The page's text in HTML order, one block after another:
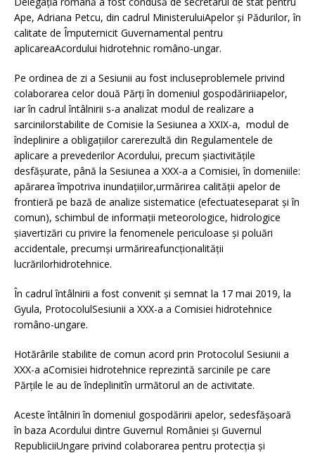
Ape, Adriana Petcu, din cadrul MinisteruluiApelor şi Pădurilor, în
calitate de Împuternicit Guvernamental pentru
aplicareaAcordului hidrotehnic româno-ungar.
Pe ordinea de zi a Sesiunii au fost incluseproblemele privind
colaborarea celor două Părţi în domeniul gospodăririiapelor,
iar în cadrul întâlnirii s-a analizat modul de realizare a
sarcinilorstabilite de Comisie la Sesiunea a XXIX-a, modul de
îndeplinire a obligaţiilor carerezultă din Regulamentele de
aplicare a prevederilor Acordului, precum şiactivităţile
desfăşurate, până la Sesiunea a XXX-a a Comisiei, în domeniile:
apărarea împotriva inundaţiilor,urmărirea calităţii apelor de
frontieră pe bază de analize sistematice (efectuateseparat şi în
comun), schimbul de informaţii meteorologice, hidrologice
şiavertizări cu privire la fenomenele periculoase şi poluări
accidentale, precumși urmărireafuncţionalităţii
lucrărilorhidrotehnice.
În cadrul întâlnirii a fost convenit și semnat la 17 mai 2019, la
Gyula, ProtocolulSesiunii a XXX-a a Comisiei hidrotehnice
româno-ungare.
Hotărârile stabilite de comun acord prin Protocolul Sesiunii a
XXX-a aComisiei hidrotehnice reprezintă sarcinile pe care
Părțile le au de îndeplinitîn următorul an de activitate.
Aceste întâlniri în domeniul gospodăririi apelor, sedesfășoară
în baza Acordului dintre Guvernul României și Guvernul
RepubliciiUngare privind colaborarea pentru protecția și